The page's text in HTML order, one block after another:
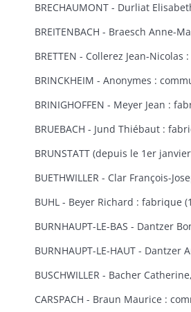
BRINIGHOFFEN - Meyer Jean :
BRUEBACH - Jund Thiébaut :
BUETHWILLER - Clar François-